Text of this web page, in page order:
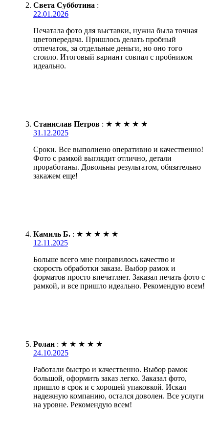
Света Субботина :
22.01.2026
Печатала фото для выставки, нужна была точная
цветопередача. Пришлось делать пробный
отпечаток, за отдельные деньги, но оно того
стоило. Итоговый вариант совпал с пробником
идеально.
Станислав Петров : ★ ★ ★ ★ ★
31.12.2025
Сроки. Все выполнено оперативно и качественно!
Фото с рамкой выглядит отлично, детали
проработаны. Довольны результатом, обязательно
закажем еще!
Камиль Б. : ★ ★ ★ ★ ★
12.11.2025
Больше всего мне понравилось качество и
скорость обработки заказа. Выбор рамок и
форматов просто впечатляет. Заказал печать фото с
рамкой, и все пришло идеально. Рекомендую всем!
Ролан : ★ ★ ★ ★ ★
24.10.2025
Работали быстро и качественно. Выбор рамок
большой, оформить заказ легко. Заказал фото,
пришло в срок и с хорошей упаковкой. Искал
надежную компанию, остался доволен. Все услуги
на уровне. Рекомендую всем!